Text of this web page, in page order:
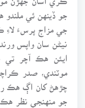
جو ڏينهن ئي
جي مزاج پرسءَ لاءِ
نيڻن سان واپس
ايئن هڪ آچر تي
موٽندي، صدر
چڙهڻ کان اڳ هڪ
جو منهنجي نظر هڪ